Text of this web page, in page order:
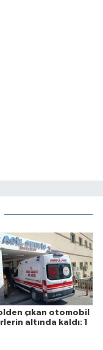
çıkan otomobil
altında kaldı: 1